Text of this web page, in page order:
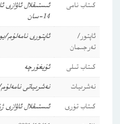
كىتاب نامى
ئىستىقلال ئاۋازى
14-سان
ئاپتور/
تەرجىمان
ئاپتورى نامەلۇم/
كىتاب تىلى
ئۇيغۇرچە
نەشرىيات
نەشرىياتى
كىتاب تۈرى
ئىستىقلال ئاۋازى